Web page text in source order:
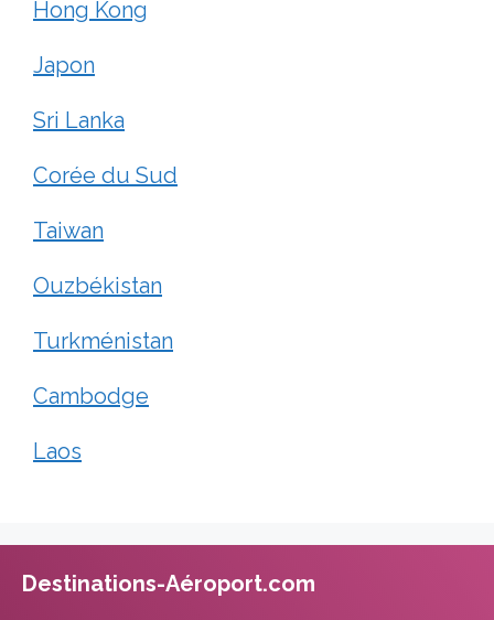
Hong Kong
Japon
Sri Lanka
Corée du Sud
Taiwan
Ouzbékistan
Turkménistan
Cambodge
Laos
Destinations-Aéroport.com